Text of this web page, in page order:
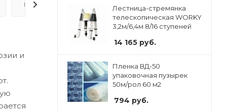
ВОПРОС-ОТВЕТ
и
Лестница-стремянка
телескопическая WORKY
3,2м/6,4м 8/16 ступеней
14 165 руб.
Пленка ВД-50
упаковочная пузырек
50м/рол 60 м2
794 руб.